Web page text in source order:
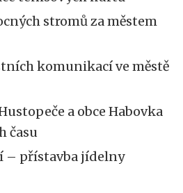
stromů za městem
komunikací ve městě
a obce Habovka
času
– přístavba jídelny